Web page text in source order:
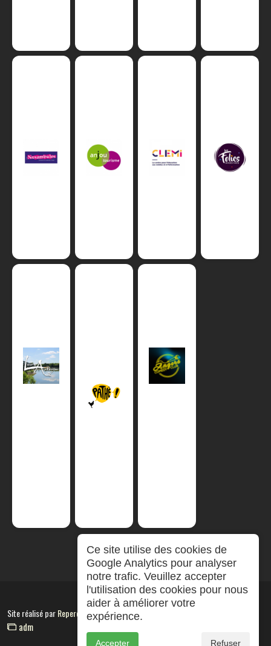
Site réalisé parRepereCom
adm
Ce site utilise des cookies de
Google Analytics pour analyser
notre trafic. Veuillez accepter
l'utilisation des cookies pour nous
aider à améliorer votre
expérience.
Accepter Refuser